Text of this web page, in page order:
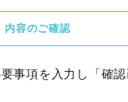
内容のご確認
事項を入力し「確